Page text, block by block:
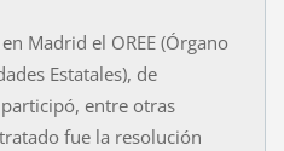
Madrid el OREE (Órgano
Estatales), de
participó, entre otras
fue la resolución